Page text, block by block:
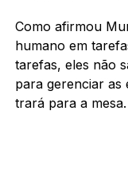
Como afirmou
humano em
tarefas, eles não
para gerenciar as
trará para a mesa.